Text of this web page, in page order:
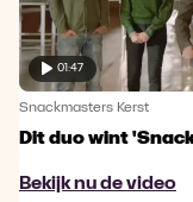
01:47
Snackmasters Kerst
Dit duo wint
Bekijk nu de video